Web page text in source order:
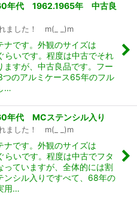
年代 1962.1965年 中古良
ました！ m(_ _)m
ナです。外観のサイズは
いです。程度は中古でそれ
ますが、中古良品です。フー
つのアルミケース65年のフル
…
年代 MCステンシル入り
ました！ m(_ _)m
ナです。外観のサイズは
いです。程度は中古でフタ
っていますが、全体的には割
ンシル入りですべて、68年の
用…